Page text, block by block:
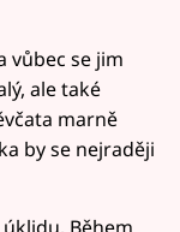
vůbec se jim
ale také
marně
by se nejraději